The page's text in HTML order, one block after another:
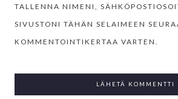
TALLENNA NIMENI,
SIVUSTONI TÄHÄN SELAIMEEN
KOMMENTOINTIKERTAA VARTEN.